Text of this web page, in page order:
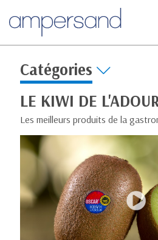
Catégories
LE KIWI DE
Les meilleurs produits de la